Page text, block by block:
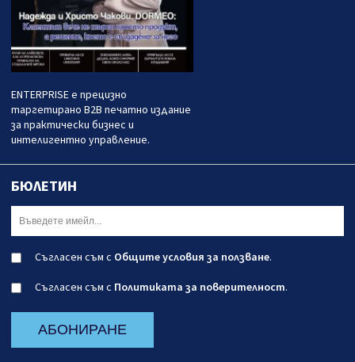
ENTERPRISE е прецизно
таргетирано B2B печатно издание
за практически бизнес и
интелигентно управление.
БЮЛЕТИН
Съгласен съм с Общите условия за ползване.
Съгласен съм с Политиката за поверителност.
АБОНИРАНЕ